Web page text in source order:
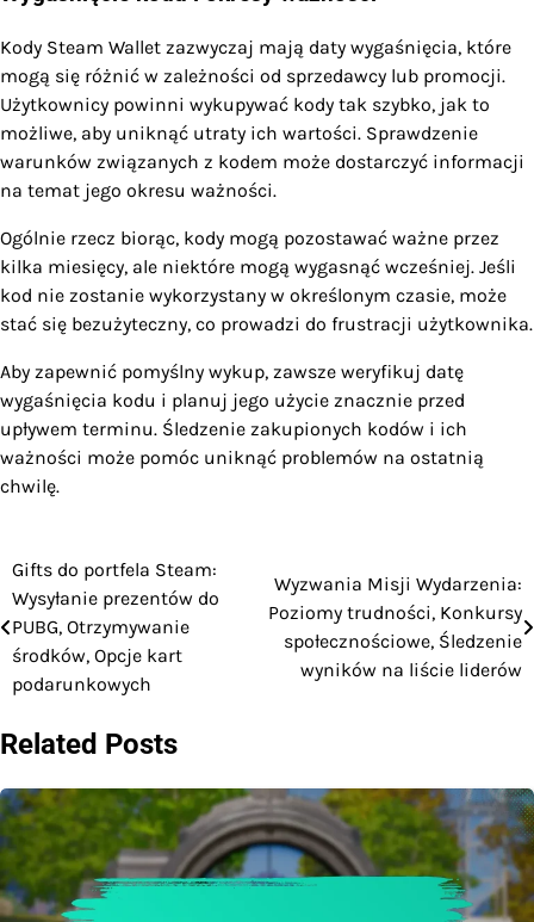
Kody Steam Wallet zazwyczaj mają daty wygaśnięcia, które
mogą się różnić w zależności od sprzedawcy lub promocji.
Użytkownicy powinni wykupywać kody tak szybko, jak to
możliwe, aby uniknąć utraty ich wartości. Sprawdzenie
warunków związanych z kodem może dostarczyć informacji
na temat jego okresu ważności.
Ogólnie rzecz biorąc, kody mogą pozostawać ważne przez
kilka miesięcy, ale niektóre mogą wygasnąć wcześniej. Jeśli
kod nie zostanie wykorzystany w określonym czasie, może
stać się bezużyteczny, co prowadzi do frustracji użytkownika.
Aby zapewnić pomyślny wykup, zawsze weryfikuj datę
wygaśnięcia kodu i planuj jego użycie znacznie przed
upływem terminu. Śledzenie zakupionych kodów i ich
ważności może pomóc uniknąć problemów na ostatnią
chwilę.
Post
navigation
Gifts do portfela Steam:
Wysyłanie prezentów do
PUBG, Otrzymywanie
środków, Opcje kart
podarunkowych
Wyzwania Misji Wydarzenia:
Poziomy trudności, Konkursy
społecznościowe, Śledzenie
wyników na liście liderów
Related Posts